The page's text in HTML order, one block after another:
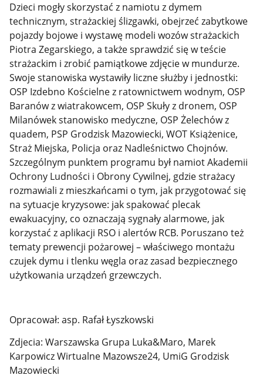
Dzieci mogły skorzystać z namiotu z dymem
technicznym, strażackiej ślizgawki, obejrzeć zabytkowe
pojazdy bojowe i wystawę modeli wozów strażackich
Piotra Zegarskiego, a także sprawdzić się w teście
strażackim i zrobić pamiątkowe zdjęcie w mundurze.
Swoje stanowiska wystawiły liczne służby i jednostki:
OSP Izdebno Kościelne z ratownictwem wodnym, OSP
Baranów z wiatrakowcem, OSP Skuły z dronem, OSP
Milanówek stanowisko medyczne, OSP Żelechów z
quadem, PSP Grodzisk Mazowiecki, WOT Książenice,
Straż Miejska, Policja oraz Nadleśnictwo Chojnów.
Szczególnym punktem programu był namiot Akademii
Ochrony Ludności i Obrony Cywilnej, gdzie strażacy
rozmawiali z mieszkańcami o tym, jak przygotować się
na sytuacje kryzysowe: jak spakować plecak
ewakuacyjny, co oznaczają sygnały alarmowe, jak
korzystać z aplikacji RSO i alertów RCB. Poruszano też
tematy prewencji pożarowej – właściwego montażu
czujek dymu i tlenku węgla oraz zasad bezpiecznego
użytkowania urządzeń grzewczych.
Opracował: asp. Rafał Łyszkowski
Zdjecia: Warszawska Grupa Luka&Maro, Marek
Karpowicz Wirtualne Mazowsze24, UmiG Grodzisk
Mazowiecki